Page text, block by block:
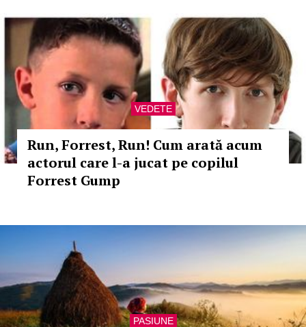
VEDETE
Run, Forrest, Run! Cum arată acum
actorul care l-a jucat pe copilul
Forrest Gump
PASIUNE